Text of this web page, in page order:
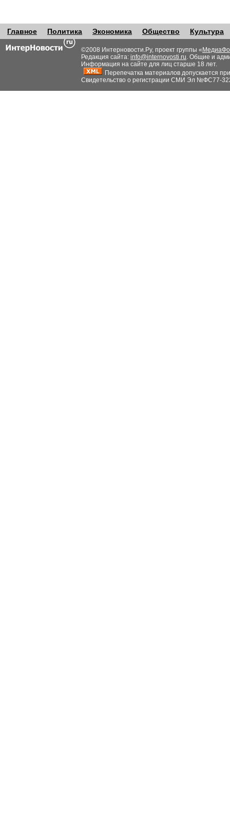
Главное Политика Экономика Общество Культура
©2008 Интерновости.Ру, проект группы «
Редакция сайта: info@internovosti.ru. Общие и
Информация на сайте для лиц старше 18 лет.
Перепечатка материалов допускается
Свидетельство о регистрации СМИ Эл №ФС77-